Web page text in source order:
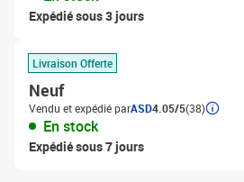
Expédié sous 3 jours
Livraison Offerte
Neuf
Vendu et expédié parASD4.05/5(38)
En stock
Expédié sous 7 jours